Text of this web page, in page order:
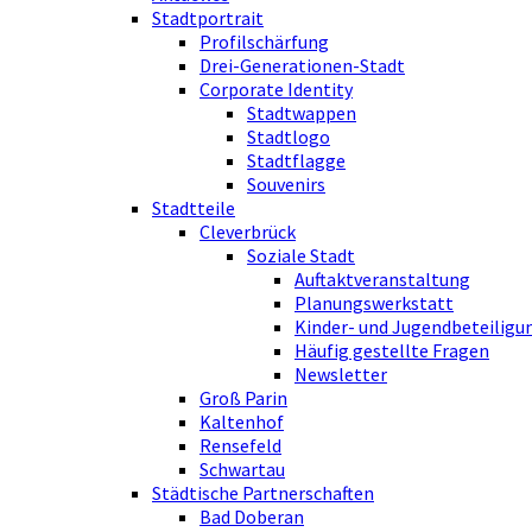
Stadtportrait
Profilschärfung
Drei-Generationen-Stadt
Corporate Identity
Stadtwappen
Stadtlogo
Stadtflagge
Souvenirs
Stadtteile
Cleverbrück
Soziale Stadt
Auftaktveranstaltung
Planungswerkstatt
Kinder- und
Häufig gestellte Fragen
Newsletter
Groß Parin
Kaltenhof
Rensefeld
Schwartau
Städtische Partnerschaften
Bad Doberan